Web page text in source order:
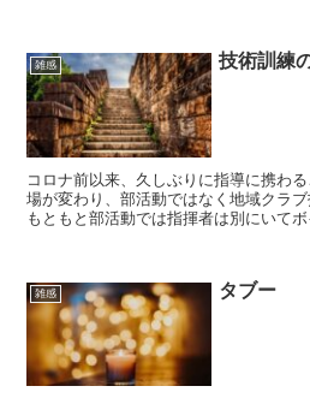
雑感 技術訓練
コロナ前以来、久しぶりに指導に携わ
場が変わり、部活動ではなく地域クラ
もともと部活動では指揮者は別にいて
雑感 タブー